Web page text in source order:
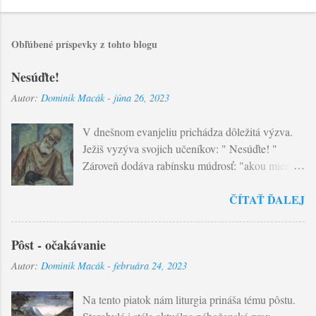
Obľúbené príspevky z tohto blogu
Nesúďte!
Autor: Dominik Macák - júna 26, 2023
V dnešnom evanjeliu prichádza dôležitá výzva.
Ježiš vyzýva svojich učeníkov: " Nesúďte! "
Zároveň dodáva rabínsku múdrosť: "akou mierou
Súdiť v tomto slova zmysle znamená posudzovať
úsudok je obmedzený v poznaní. Žiaden človek
nepozná srdce toho druhého. A nepozná ani
posudzovania tkvie ešte v jednej veci - tým
ČÍTAŤ ĎALEJ
Pôst - očakávanie
Autor: Dominik Macák - februára 24, 2023
Na tento piatok nám liturgia prináša tému pôstu.